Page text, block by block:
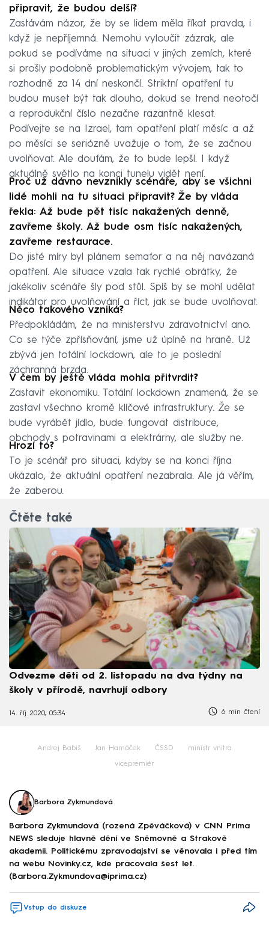
připravit, že budou delší?
Zastávám názor, že by se lidem měla říkat pravda, i
když je nepříjemná. Nemohu vyloučit zázrak, ale
pokud se podíváme na situaci v jiných zemích, které
si prošly podobně problematickým vývojem, tak to
rozhodně za 14 dní neskončí. Striktní opatření tu
budou muset být tak dlouho, dokud se trend neotočí
a reprodukční číslo nezačne razantně klesat.
Podívejte se na Izrael, tam opatření platí měsíc a až
po měsíci se seriózně uvažuje o tom, že se začnou
uvolňovat. Ale doufám, že to bude lepší. I když
aktuálně světlo na konci tunelu vidět není.
Proč už dávno nevznikly scénáře, aby se všichni
lidé mohli na tu situaci připravit? Že by vláda
řekla: Až bude pět tisíc nakažených denně,
zavřeme školy. Až bude osm tisíc nakažených,
zavřeme restaurace.
Do jisté míry byl plánem semafor a na něj navázaná
opatření. Ale situace vzala tak rychlé obrátky, že
jakékoliv scénáře šly pod stůl. Spíš by se mohl udělat
indikátor pro uvolňování a říct, jak se bude uvolňovat.
Něco takového vzniká?
Předpokládám, že na ministerstvu zdravotnictví ano.
Co se týče zpřísňování, jsme už úplně na hraně. Už
zbývá jen totální lockdown, ale to je poslední
záchranná brzda.
V čem by ještě vláda mohla přitvrdit?
Zastavit ekonomiku. Totální lockdown znamená, že se
zastaví všechno kromě klíčové infrastruktury. Že se
bude vyrábět jídlo, bude fungovat distribuce,
obchody s potravinami a elektrárny, ale služby ne.
Hrozí to?
To je scénář pro situaci, kdyby se na konci října
ukázalo, že aktuální opatření nezabrala. Ale já věřím,
že zaberou.
Čtěte také
Odvezme děti od 2. listopadu na dva týdny na
školy v přírodě, navrhují odbory
14. říj 2020, 05:34 6 min čtení
Andrej Babiš Jan Hamáček ČSSD ministr vnitra
vicepremiér
Barbora Zykmundová
Barbora Zykmundová (rozená Zpěváčková) v CNN Prima
NEWS sleduje hlavně dění ve Sněmovně a Strakově
akademii. Politickému zpravodajství se věnovala i před tím
na webu Novinky.cz, kde pracovala šest let.
(Barbora.Zykmundova@iprima.cz)
Vstup do diskuze